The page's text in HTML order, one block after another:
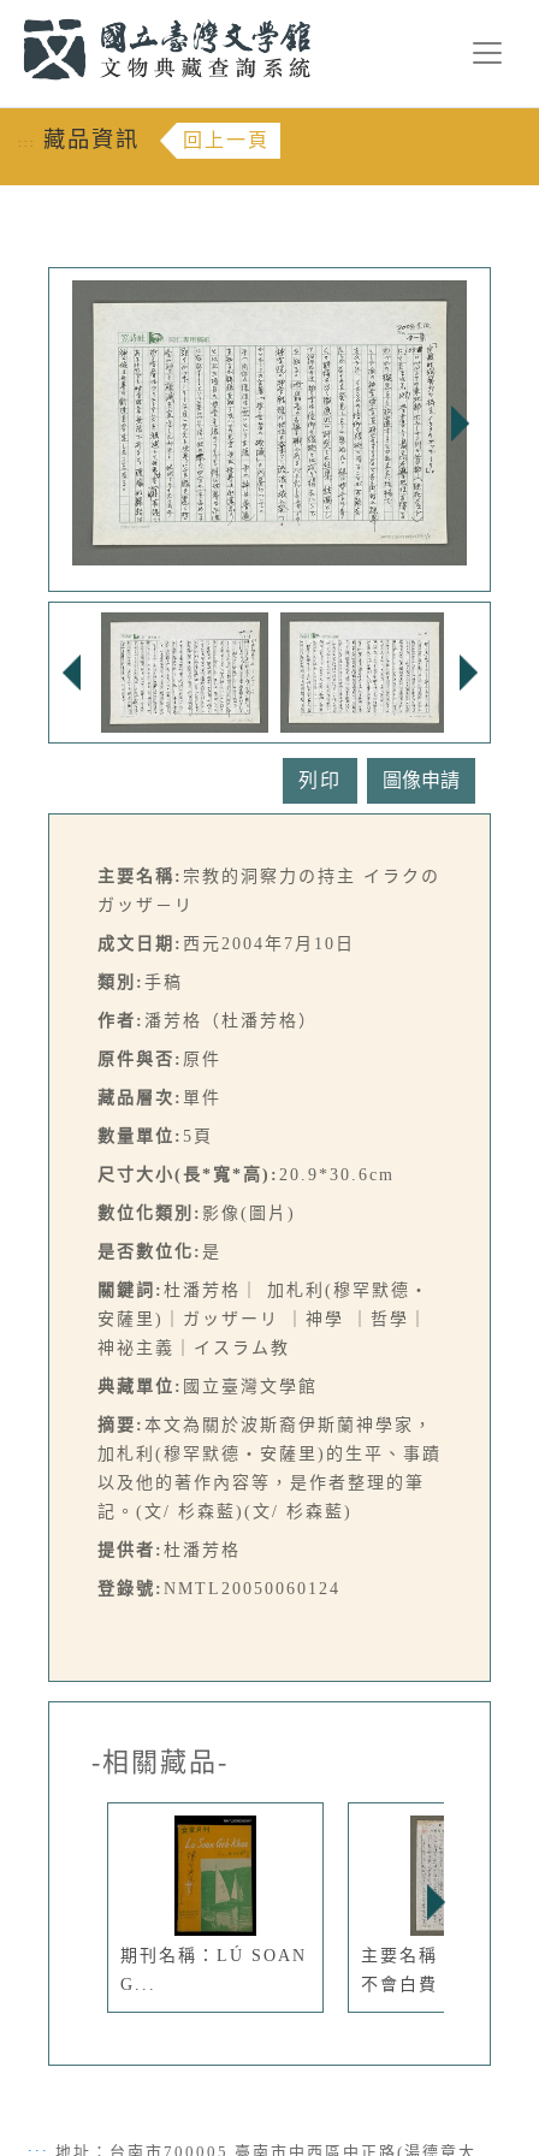
::: 藏品資訊 回上一頁
列印
主要名稱: 宗教的洞察力の持主 イラクの
ガッザ－リ
成文日期: 西元2004年7月10日
類別: 手稿
作者: 潘芳格（杜潘芳格）
原件與否: 原件
藏品層次: 單件
數量單位: 5頁
尺寸大小(長*寬*高): 20.9*30.6cm
數位化類別: 影像(圖片)
是否數位化: 是
關鍵詞: 杜潘芳格｜ 加札利(穆罕默德‧
安薩里)｜ガッザーリ ｜神學 ｜哲學｜
神祕主義｜イスラム教
典藏單位: 國立臺灣文學館
摘要: 本文為關於波斯裔伊斯蘭神學家，
加札利(穆罕默德‧安薩里)的生平、事蹟
以及他的著作內容等，是作者整理的筆
記。(文/ 杉森藍)(文/ 杉森藍)
提供者: 杜潘芳格
登錄號: NMTL20050060124
-相關藏品-
期刊名稱：LÚ SOAN
G...
主要名稱：努力絕對
不會白費！...
::: 地址：台南市700005 臺南市中西區中正路(湯德章大